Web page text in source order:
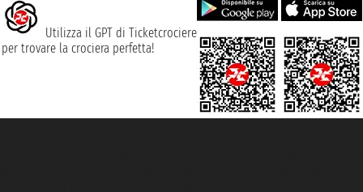
Utilizza il GPT di Ticketcrociere
per trovare la crociera perfetta!